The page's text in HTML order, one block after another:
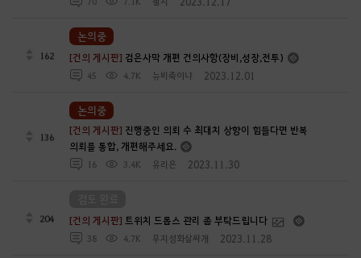
162 [건의 게시판] 검은사막 개편 건의사항(장비,성장,전투)
45 4.7K 뉴비죽이냐 2023.12.01
논의중
136
[건의 게시판] 진행중인 의뢰 수 최대치 상향이 힘들다면 반복
의뢰를 통합, 개편해주세요.
16 3.4K 유리은 2023.11.30
논의중
204 [건의 게시판] 트위치 드롭스 관리 좀 부탁드립니다
38 4.7K 무지성화살싸개 2023.11.28